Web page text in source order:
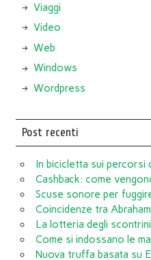
Viaggi
Video
Web
Windows
Wordpress
Post recenti
In bicicletta sui percorsi
Cashback: come
Scuse sonore per
Coincidenze tra
La lotteria degli
Come si indossano le
Nuova truffa basata su